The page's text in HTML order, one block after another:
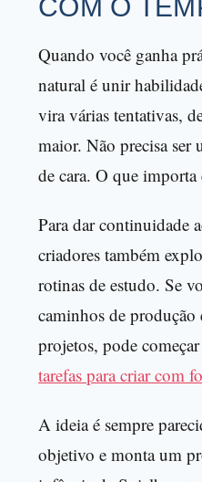
COM O
Quando você ganha
natural é unir
vira várias tentativas,
maior. Não precisa ser
de cara. O que importa
Para dar continuidade
criadores também
rotinas de estudo. Se
caminhos de produção
projetos, pode
tarefas para criar com
A ideia é sempre
objetivo e monta um